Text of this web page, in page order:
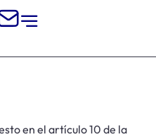
en el artículo 10 de la